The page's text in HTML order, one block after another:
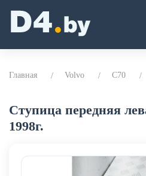
Главная Volvo C70
Ступица передняя
1998г.